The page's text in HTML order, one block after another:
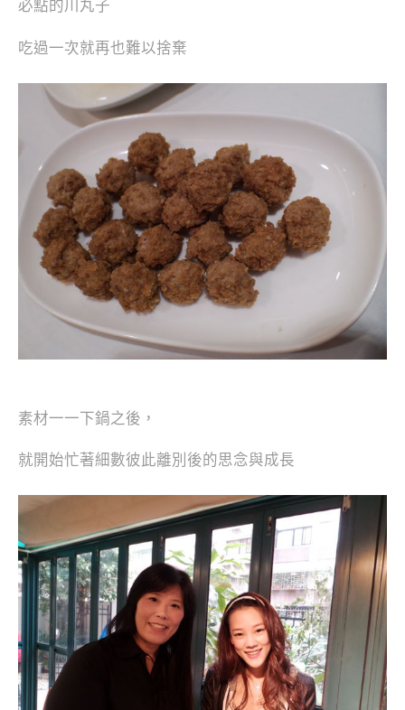
必點的川丸子
吃過一次就再也難以捨棄
素材一一下鍋之後，
就開始忙著細數彼此離別後的思念與成長